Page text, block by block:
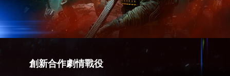
創新合作劇情戰役